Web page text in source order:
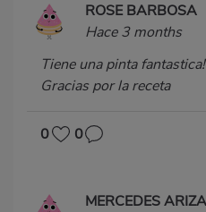
ROSE BARBOSA
Hace 3 months
Tiene una pinta
Gracias por la receta
0 0
MERCEDES ARIZA